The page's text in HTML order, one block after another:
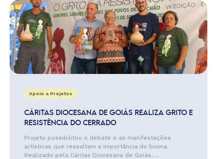
Apoio a Projetos
CÁRITAS DIOCESANA DE GOIÁS REALIZA GRITO E
RESISTÊNCIA DO CERRADO
Projeto possibilitou o debate e as manifestações
artísticas que ressaltam a importância do bioma
Realizado pela Cáritas Diocesana de Goiás, ...